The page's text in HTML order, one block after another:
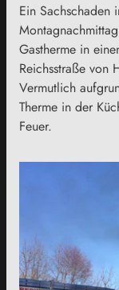
Ein
Gastherme in
Reichsstraße von
Vermutlich
Therme in der
Feuer.